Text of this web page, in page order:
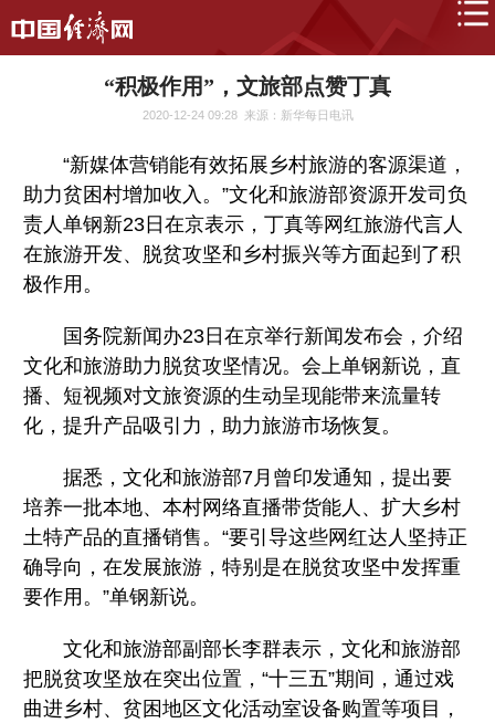
“积极作用”，文旅部点赞丁真
2020-12-24 09:28 来源：新华每日电讯
“新媒体营销能有效拓展乡村旅游的客源渠道，
助力贫困村增加收入。”文化和旅游部资源开发司负
责人单钢新23日在京表示，丁真等网红旅游代言人
在旅游开发、脱贫攻坚和乡村振兴等方面起到了积
极作用。
国务院新闻办23日在京举行新闻发布会，介绍
文化和旅游助力脱贫攻坚情况。会上单钢新说，直
播、短视频对文旅资源的生动呈现能带来流量转
化，提升产品吸引力，助力旅游市场恢复。
据悉，文化和旅游部7月曾印发通知，提出要
培养一批本地、本村网络直播带货能人、扩大乡村
土特产品的直播销售。“要引导这些网红达人坚持正
确导向，在发展旅游，特别是在脱贫攻坚中发挥重
要作用。”单钢新说。
文化和旅游部副部长李群表示，文化和旅游部
把脱贫攻坚放在突出位置，“十三五”期间，通过戏
曲进乡村、贫困地区文化活动室设备购置等项目，